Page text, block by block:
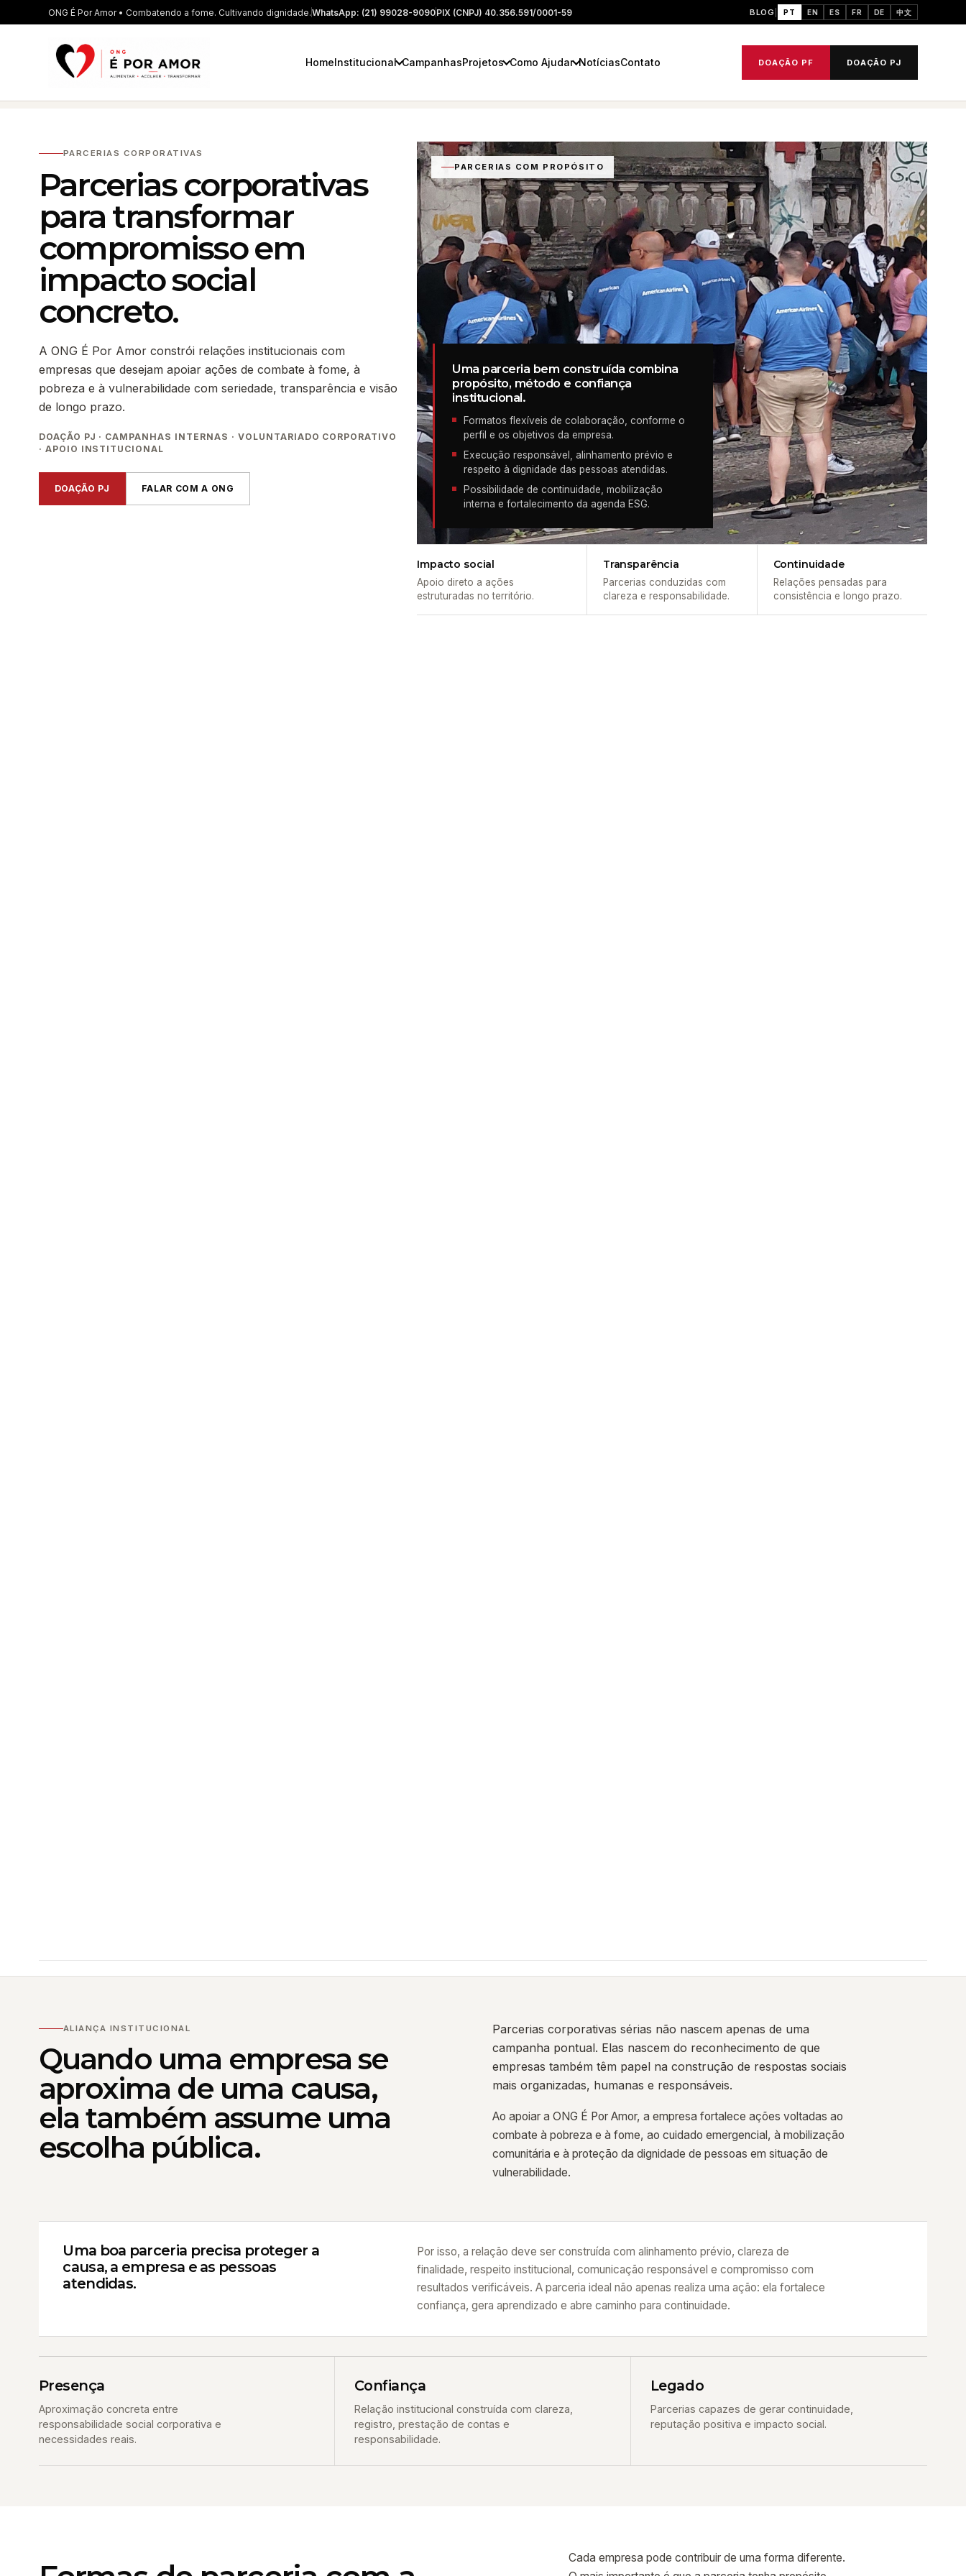
ONG É Por Amor • Combatendo a fome. Cultivando dignidade.WhatsApp: (21) 99028-9090PIX (CNPJ) 40.356.591/0001-59 BLOG PT EN ES FR DE 中文
HomeInstitucional CampanhasProjetos Como Ajudar NotíciasContato DOAÇÃO PF DOAÇÃO PJ
PARCERIAS CORPORATIVAS
Parcerias corporativas
para transformar
compromisso em
impacto social
concreto.
A ONG É Por Amor constrói relações institucionais com
empresas que desejam apoiar ações de combate à fome, à
pobreza e à vulnerabilidade com seriedade, transparência e visão
de longo prazo.
DOAÇÃO PJ · CAMPANHAS INTERNAS · VOLUNTARIADO CORPORATIVO
· APOIO INSTITUCIONAL
DOAÇÃO PJ FALAR COM A ONG
PARCERIAS COM PROPÓSITO
Uma parceria bem construída combina
propósito, método e confiança
institucional.
Formatos flexíveis de colaboração, conforme o
perfil e os objetivos da empresa.
Execução responsável, alinhamento prévio e
respeito à dignidade das pessoas atendidas.
Possibilidade de continuidade, mobilização
interna e fortalecimento da agenda ESG.
Impacto social
Apoio direto a ações
estruturadas no território.
Transparência
Parcerias conduzidas com
clareza e responsabilidade.
Continuidade
Relações pensadas para
consistência e longo prazo.
ALIANÇA INSTITUCIONAL
Quando uma empresa se
aproxima de uma causa,
ela também assume uma
escolha pública.
Parcerias corporativas sérias não nascem apenas de uma
campanha pontual. Elas nascem do reconhecimento de que
empresas também têm papel na construção de respostas sociais
mais organizadas, humanas e responsáveis.
Ao apoiar a ONG É Por Amor, a empresa fortalece ações voltadas ao
combate à pobreza e à fome, ao cuidado emergencial, à mobilização
comunitária e à proteção da dignidade de pessoas em situação de
vulnerabilidade.
Uma boa parceria precisa proteger a
causa, a empresa e as pessoas
atendidas.
Por isso, a relação deve ser construída com alinhamento prévio, clareza de
finalidade, respeito institucional, comunicação responsável e compromisso com
resultados verificáveis. A parceria ideal não apenas realiza uma ação: ela fortalece
confiança, gera aprendizado e abre caminho para continuidade.
Presença
Aproximação concreta entre
responsabilidade social corporativa e
necessidades reais.
Confiança
Relação institucional construída com clareza,
registro, prestação de contas e
responsabilidade.
Legado
Parcerias capazes de gerar continuidade,
reputação positiva e impacto social.
Cada empresa pode contribuir de uma forma diferente.